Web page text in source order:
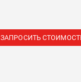
ЗАПРОСИТЬ